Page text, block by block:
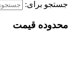
جستجو برای:
محدوده قیمت